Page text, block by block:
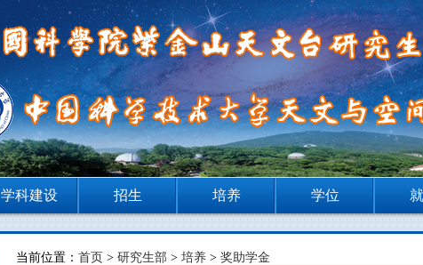
学科建设 招生 培养 学位
当前位置： 首页 > 研究生部 > 培养 > 奖助学金